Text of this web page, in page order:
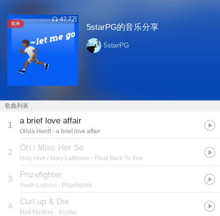
歌单
47.7万
5starPG的音乐分享
5starPG
歌曲列表
1 a brief love affair
Olivia Herdt - a brief love affair
2 Oh I Miss Her So
Holy Hive / Mary Lattimore - Float Back To You
3 Prizefighter
Youth Lagoon - Prizefighter
4 Curl up & Die
Matt Maltese - Krystal